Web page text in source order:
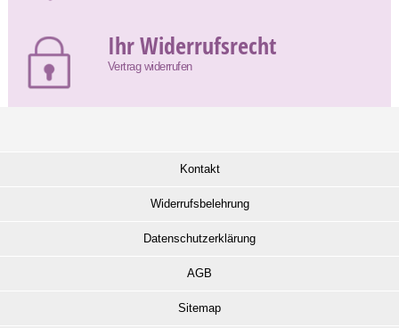
Ihr Widerrufsrecht
Vertrag widerrufen
Kontakt
Widerrufsbelehrung
Datenschutzerklärung
AGB
Sitemap